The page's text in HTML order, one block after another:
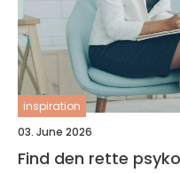
inspiration
03. June 2026
Find den rette